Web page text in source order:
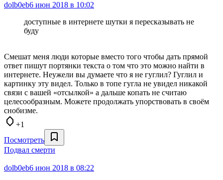
dolb0eb6 июн 2018 в 10:02
доступные в интернете шутки я пересказывать не
буду
Смешат меня люди которые вместо того чтобы дать прямой
ответ пишут портянки текста о том что это можно найти в
интернете. Неужели вы думаете что я не гуглил? Гуглил и
картинку эту видел. Только в топе гугла не увидел никакой
связи с вашей «отсылкой» а дальше копать не считаю
целесообразным. Можете продолжать упорствовать в своём
снобизме.
+1
Посмотреть
Подвал смерти
dolb0eb6 июн 2018 в 08:22